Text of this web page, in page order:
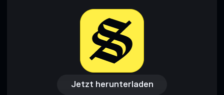
Jetzt herunterladen
Jetzt herunterladen
Zugriff auf die Wallet